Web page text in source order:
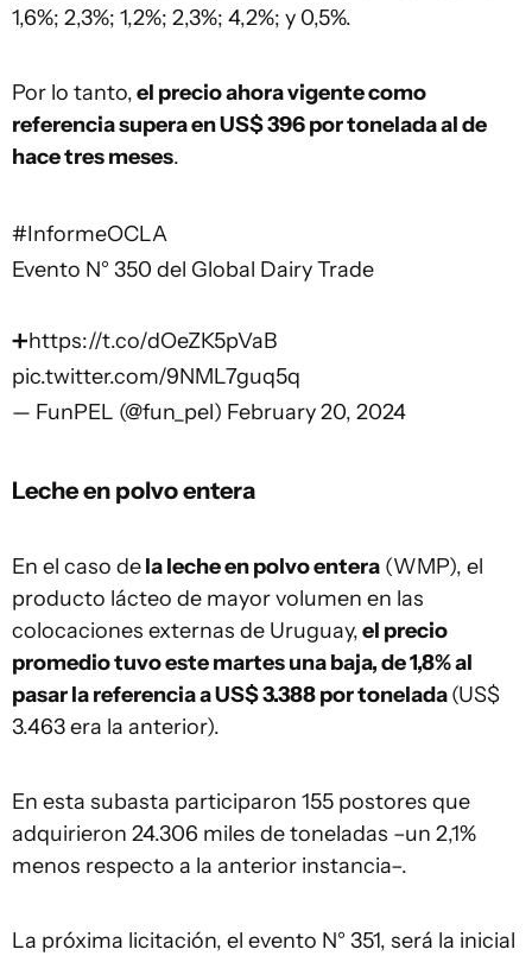
1,6%; 2,3%; 1,2%; 2,3%; 4,2%; y 0,5%.
Por lo tanto,el precio ahora vigente como
referencia supera en US$ 396 por tonelada al de
hace tres meses.
#InformeOCLA
Evento N° 350 del Global Dairy Trade
➕️https://t.co/dOeZK5pVaB
pic.twitter.com/9NML7guq5q
— FunPEL (@fun_pel) February 20, 2024
Leche en polvo entera
En el caso dela leche en polvo entera (WMP), el
producto lácteo de mayor volumen en las
colocaciones externas de Uruguay,el precio
promedio tuvo este martes una baja, de 1,8% al
pasar la referencia a US$ 3.388 por tonelada(US$
3.463 era la anterior).
En esta subasta participaron 155 postores que
adquirieron 24.306 miles de toneladas –un 2,1%
menos respecto a la anterior instancia–.
La próxima licitación, el evento N° 351, será la inicial